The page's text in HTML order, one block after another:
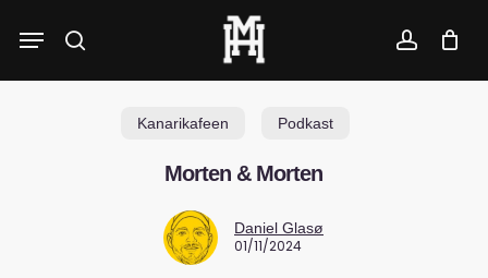
search account
Menu
Kanarikafeen Podkast
Morten & Morten
Daniel Glasø
01/11/2024